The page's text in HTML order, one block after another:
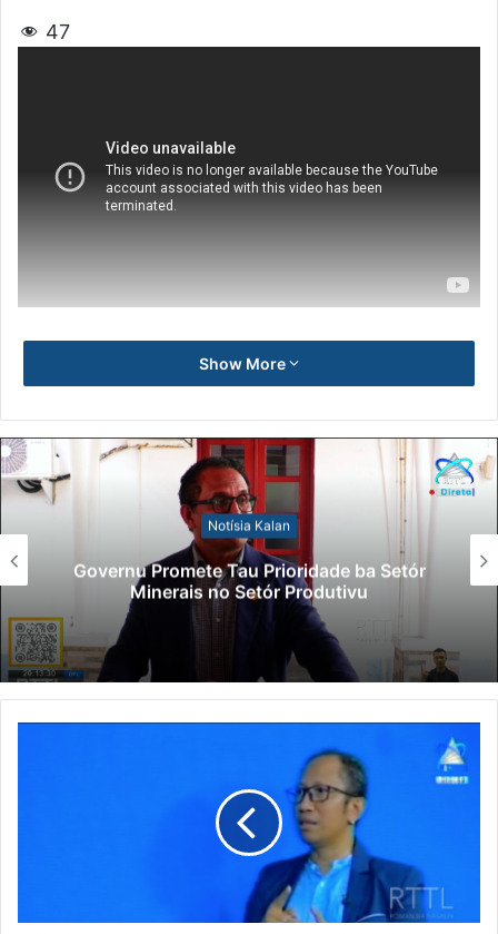
47
Show More
Notísia Kalan
Promete Tau Prioridade ba Setór
Minerais no Setór Produtivu